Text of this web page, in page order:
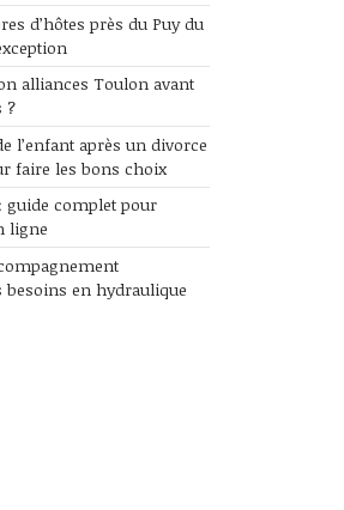
d’hôtes près du Puy du
alliances Toulon avant
?
l’enfant après un divorce
faire les bons choix
guide complet pour
ligne
en hydraulique